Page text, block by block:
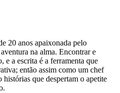
20 anos apaixonada pelo
na alma. Encontrar e
e a escrita é a ferramenta que
então assim como um chef
que despertam o apetite